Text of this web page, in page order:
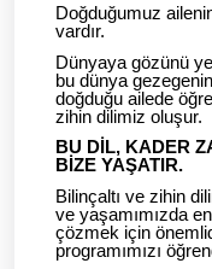
Doğduğumuz
vardır.
Dünyaya gözünü
bu dünya
doğduğu ailede
zihin dilimiz oluşur.
BU DİL, KADER
BİZE YAŞATIR.
Bilinçaltı ve zihin
ve yaşamımızda
çözmek için
programımızı